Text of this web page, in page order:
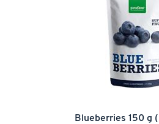
Blueberries 150 g